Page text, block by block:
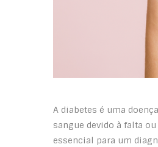
A diabetes é uma
sangue devido à falta
essencial para um